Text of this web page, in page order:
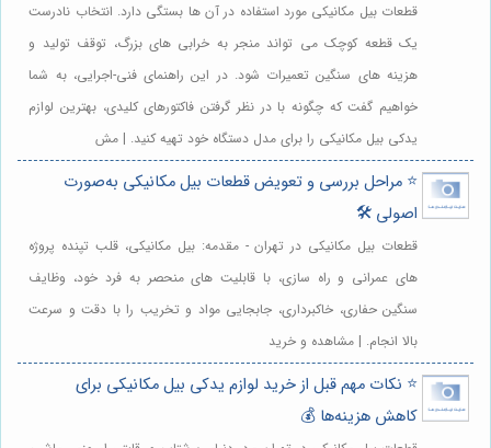
قطعات بیل مکانیکی مورد استفاده در آن ها بستگی دارد. انتخاب نادرست
یک قطعه کوچک می تواند منجر به خرابی های بزرگ، توقف تولید و
هزینه های سنگین تعمیرات شود. در این راهنمای فنی-اجرایی، به شما
خواهیم گفت که چگونه با در نظر گرفتن فاکتورهای کلیدی، بهترین لوازم
یدکی بیل مکانیکی را برای مدل دستگاه خود تهیه کنید. | مش
⭐️ مراحل بررسی و تعویض قطعات بیل مکانیکی به‌صورت
اصولی 🛠️
قطعات بیل مکانیکی در تهران - مقدمه: بیل مکانیکی، قلب تپنده پروژه
های عمرانی و راه سازی، با قابلیت های منحصر به فرد خود، وظایف
سنگین حفاری، خاکبرداری، جابجایی مواد و تخریب را با دقت و سرعت
بالا انجام. | مشاهده و خرید
⭐️ نکات مهم قبل از خرید لوازم یدکی بیل مکانیکی برای
کاهش هزینه‌ها 💰